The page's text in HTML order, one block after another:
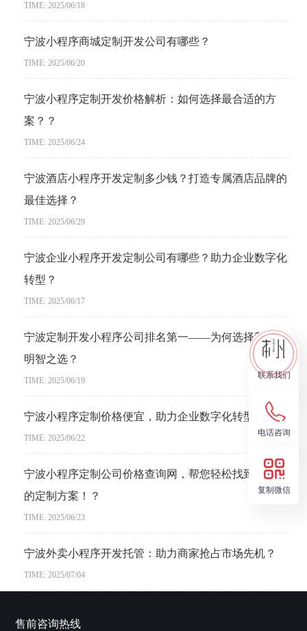
联系我们
电话咨询
复制微信
TIME: 2025/06/18
宁波小程序商城定制开发公司有哪些？
TIME: 2025/06/20
宁波小程序定制开发价格解析：如何选择最合适的方
案？？
TIME: 2025/06/24
宁波酒店小程序开发定制多少钱？打造专属酒店品牌的
最佳选择？
TIME: 2025/06/29
宁波企业小程序开发定制公司有哪些？助力企业数字化
转型？
TIME: 2025/06/17
宁波定制开发小程序公司排名第一——为何选择我们是
明智之选？
TIME: 2025/06/19
宁波小程序定制价格便宜，助力企业数字化转型？
TIME: 2025/06/22
宁波小程序定制公司价格查询网，帮您轻松找到最适合
的定制方案！？
TIME: 2025/06/23
宁波外卖小程序开发托管：助力商家抢占市场先机？
TIME: 2025/07/04
售前咨询热线